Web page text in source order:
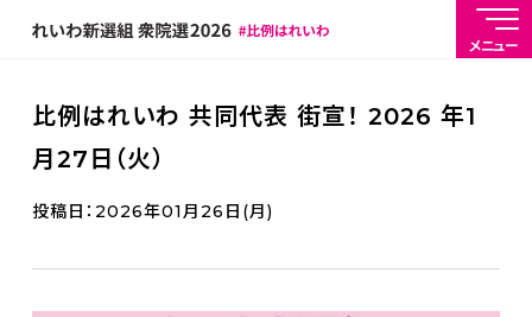
メニュー
比例はれいわ 共同代表 街宣！ 2026 年1
月27日（火）
投稿日：2026年01月26日(月)